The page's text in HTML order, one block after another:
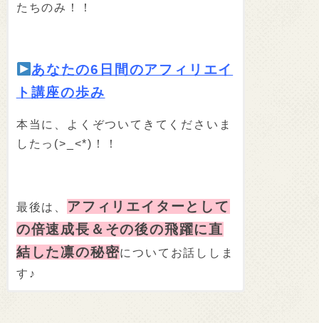
たちのみ！！
あなたの6日間のアフィリエイ
ト講座の歩み
本当に、よくぞついてきてくださいま
したっ(>_<*)！！
最後は、
アフィリエイターとして
の倍速成長＆その後の飛躍に直
結した凛の秘密についてお話ししま
す♪